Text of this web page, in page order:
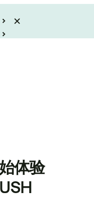
体验